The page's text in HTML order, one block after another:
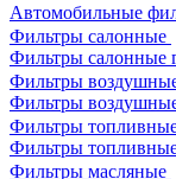
Автомобильные
Фильтры салонные
Фильтры салонные
Фильтры
Фильтры
Фильтры
Фильтры
Фильтры масляные